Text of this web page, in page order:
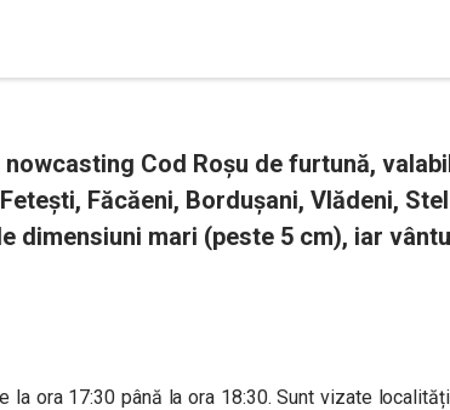
Cod Roșu de furtună,
Făcăeni, Bordușani, Vlădeni,
dimensiuni mari (peste 5 cm), iar
la ora 17:30 până la ora 18:30. Sunt vizate